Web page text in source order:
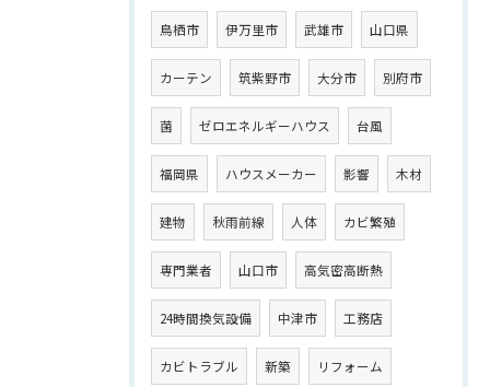
鳥栖市 伊万里市 武雄市 山口県
カーテン 筑紫野市 大分市 別府市
菌 ゼロエネルギーハウス 台風
福岡県 ハウスメーカー 影響 木材
建物 秋雨前線 人体 カビ繁殖
専門業者 山口市 高気密高断熱
24時間換気設備 中津市 工務店
カビトラブル 新築 リフォーム